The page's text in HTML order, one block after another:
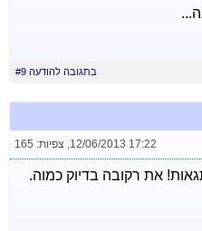
בתגובה להודעה #9
12/06/2013 17:22
, צפיות: 165
את רקובה בדיוק כמוה.